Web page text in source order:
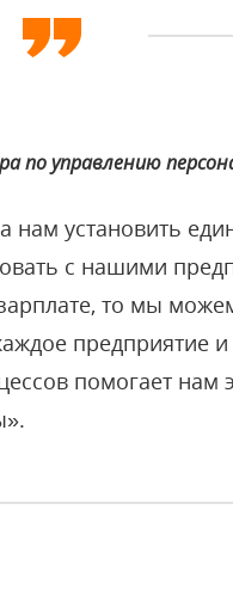
по управлению
нам установить
с нашими
то мы
предприятие
помогает нам